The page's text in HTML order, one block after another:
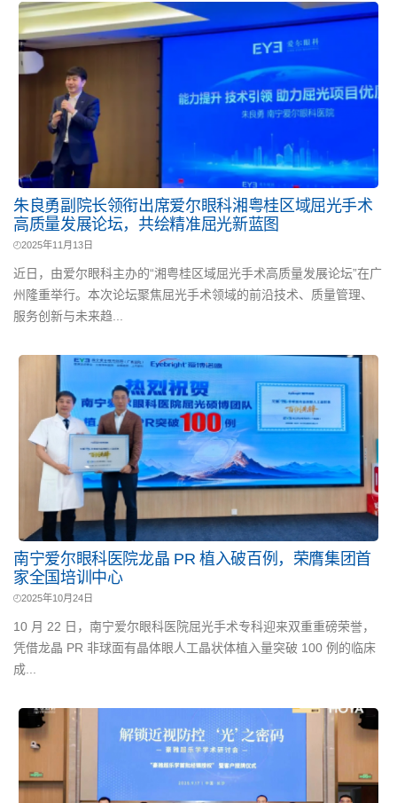
朱良勇副院长领衔出席爱尔眼科湘粤桂区域屈光手术
高质量发展论坛，共绘精准屈光新蓝图
2025年11月13日
近日，由爱尔眼科主办的“湘粤桂区域屈光手术高质量发展论坛”在广
州隆重举行。本次论坛聚焦屈光手术领域的前沿技术、质量管理、
服务创新与未来趋...
南宁爱尔眼科医院龙晶 PR 植入破百例，荣膺集团首
家全国培训中心
2025年10月24日
10 月 22 日，南宁爱尔眼科医院屈光手术专科迎来双重重磅荣誉，
凭借龙晶 PR 非球面有晶体眼人工晶状体植入量突破 100 例的临床
成...